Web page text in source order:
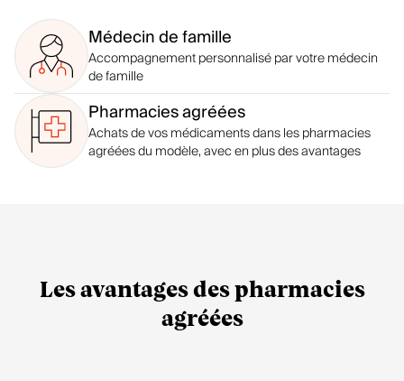
Médecin de famille
Accompagnement personnalisé par votre médecin
de famille
Pharmacies agréées
Achats de vos médicaments dans les pharmacies
agréées du modèle, avec en plus des avantages
Les avantages des pharmacies
agréées